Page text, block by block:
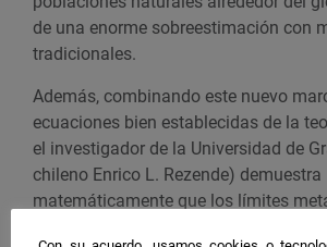
de una enorme sobreestimación con
tradicionales.
Además, combinando este nuevo
ecuaciones bien establecidas de la
el investigador de la Universidad de
chileno Enrico L. Rezende) demuestra
matemáticamente que los límites